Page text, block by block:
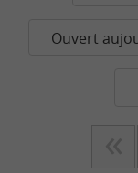
Ouvert